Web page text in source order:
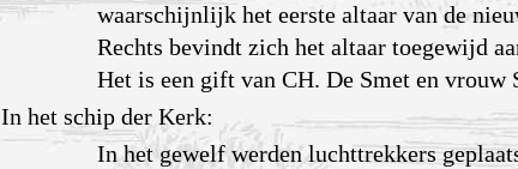
waarschijnlijk het eerste altaar van de
Rechts bevindt zich het altaar toegewijd
Het is een gift van CH. De Smet en vrouw
In het schip der Kerk:
In het gewelf werden luchttrekkers